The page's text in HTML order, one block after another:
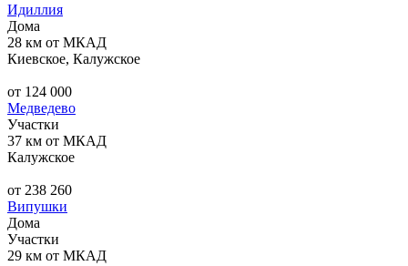
Идиллия
Дома
28 км от МКАД
Киевское, Калужское
от 124 000
Медведево
Участки
37 км от МКАД
Калужское
от 238 260
Випушки
Дома
Участки
29 км от МКАД